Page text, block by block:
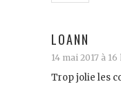
LOANN
14 mai 2017 à 16
Trop jolie les